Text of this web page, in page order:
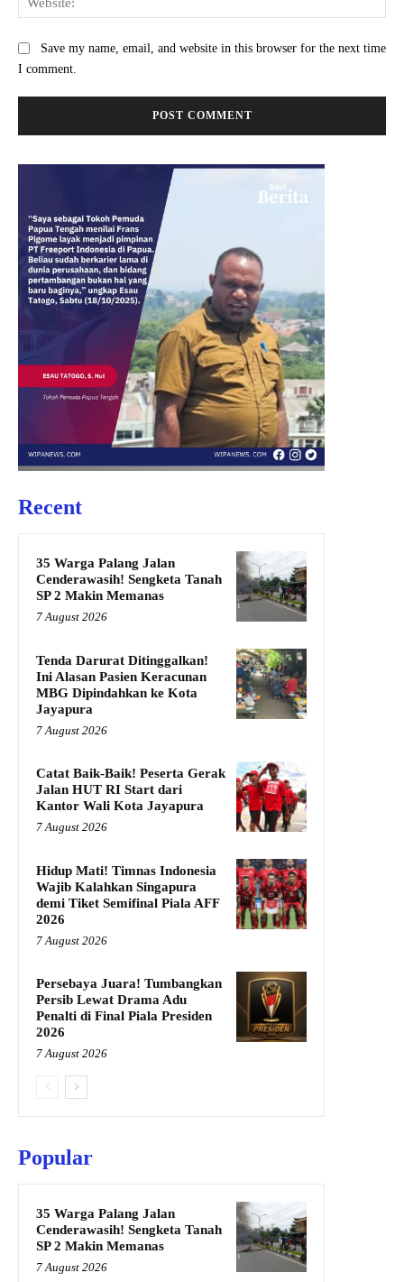
Save my name, email, and website in this browser for the next time
I comment.
Recent
35 Warga Palang Jalan
Cenderawasih! Sengketa Tanah
SP 2 Makin Memanas
7 August 2026
Tenda Darurat Ditinggalkan!
Ini Alasan Pasien Keracunan
MBG Dipindahkan ke Kota
Jayapura
7 August 2026
Catat Baik-Baik! Peserta Gerak
Jalan HUT RI Start dari
Kantor Wali Kota Jayapura
7 August 2026
Hidup Mati! Timnas Indonesia
Wajib Kalahkan Singapura
demi Tiket Semifinal Piala AFF
2026
7 August 2026
Persebaya Juara! Tumbangkan
Persib Lewat Drama Adu
Penalti di Final Piala Presiden
2026
7 August 2026
Popular
35 Warga Palang Jalan
Cenderawasih! Sengketa Tanah
SP 2 Makin Memanas
7 August 2026